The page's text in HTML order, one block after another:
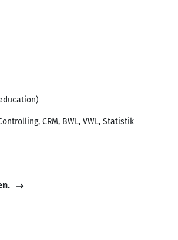
CRM, BWL, VWL, Statistik